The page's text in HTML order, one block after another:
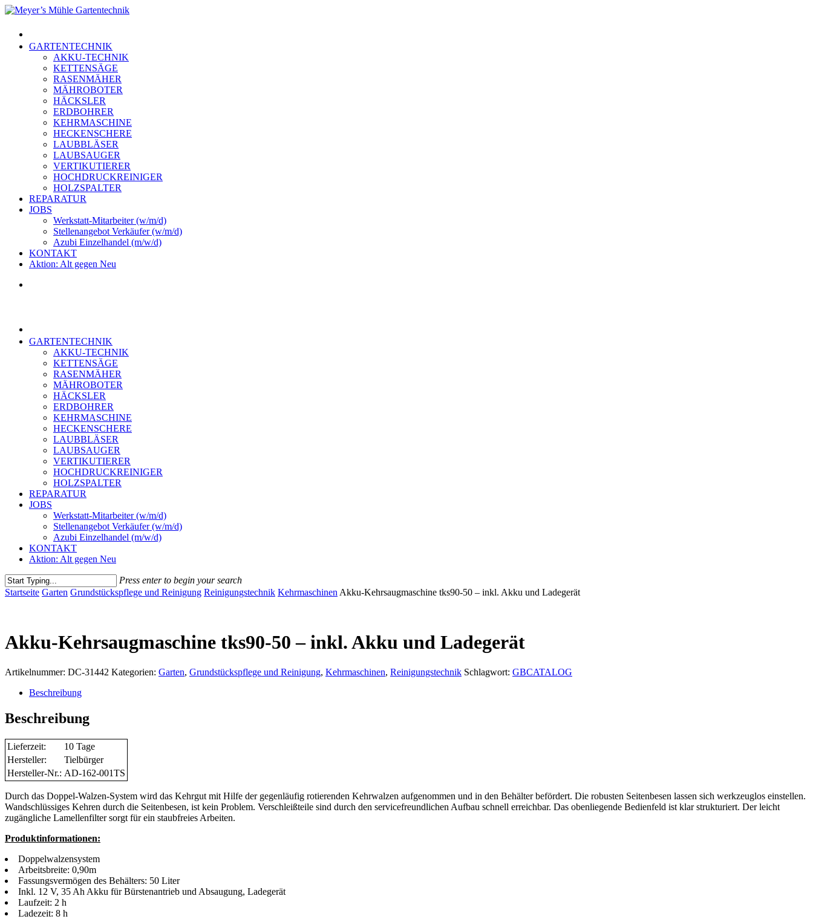
Skip
main
contentGARTENTECHNIK
AKKU-TECHNIK
KETTENSÄGE
RASENMÄHER
MÄHROBOTER
HÄCKSLER
ERDBOHRER
KEHRMASCHINE
HECKENSCHERE
LAUBBLÄSER
LAUBSAUGER
VERTIKUTIERER
HOCHDRUCKREINIGER
HOLZSPALTER
REPARATUR
JOBS
Werkstatt-Mitarbeiter (w/m/d)
Stellenangebot Verkäufer (w/m/d)
Azubi Einzelhandel (m/w/d)
KONTAKT
Aktion: Alt gegen Neu
GARTENTECHNIK
AKKU-TECHNIK
KETTENSÄGE
RASENMÄHER
MÄHROBOTER
HÄCKSLER
ERDBOHRER
KEHRMASCHINE
HECKENSCHERE
LAUBBLÄSER
LAUBSAUGER
VERTIKUTIERER
HOCHDRUCKREINIGER
HOLZSPALTER
REPARATUR
JOBS
Werkstatt-Mitarbeiter (w/m/d)
Stellenangebot Verkäufer (w/m/d)
Azubi Einzelhandel (m/w/d)
KONTAKT
Aktion: Alt gegen Neu
Press enter to begin your search
Close
Startseite Garten Grundstückspflege und Reinigung Reinigungstechnik Kehrmaschinen Akku-Kehrsaugmaschine tks90-50 – inkl. Akku und Ladegerät
Akku-Kehrsaugmaschine tks90-50 – inkl. Akku und Ladegerät
Artikelnummer: DC-31442 Kategorien: Garten, Grundstückspflege und Reinigung, Kehrmaschinen, Reinigungstechnik Schlagwort: GBCATALOG
Beschreibung
Beschreibung
Lieferzeit:
10 Tage
Hersteller:
Tielbürger
Hersteller-Nr.: AD-162-001TS
Durch das Doppel-Walzen-System wird das Kehrgut mit Hilfe der gegenläufig rotierenden Kehrwalzen aufgenommen und in den Behälter befördert. Die robusten Seitenbesen lassen sich werkzeuglos einstellen.
Wandschlüssiges Kehren durch die Seitenbesen, ist kein Problem. Verschleißteile sind durch den servicefreundlichen Aufbau schnell erreichbar. Das obenliegende Bedienfeld ist klar strukturiert. Der leicht
zugängliche Lamellenfilter sorgt für ein staubfreies Arbeiten.
Produktinformationen:
Doppelwalzensystem
Arbeitsbreite: 0,90m
Fassungsvermögen des Behälters: 50 Liter
Inkl. 12 V, 35 Ah Akku für Bürstenantrieb und Absaugung, Ladegerät
Laufzeit: 2 h
Ladezeit: 8 h